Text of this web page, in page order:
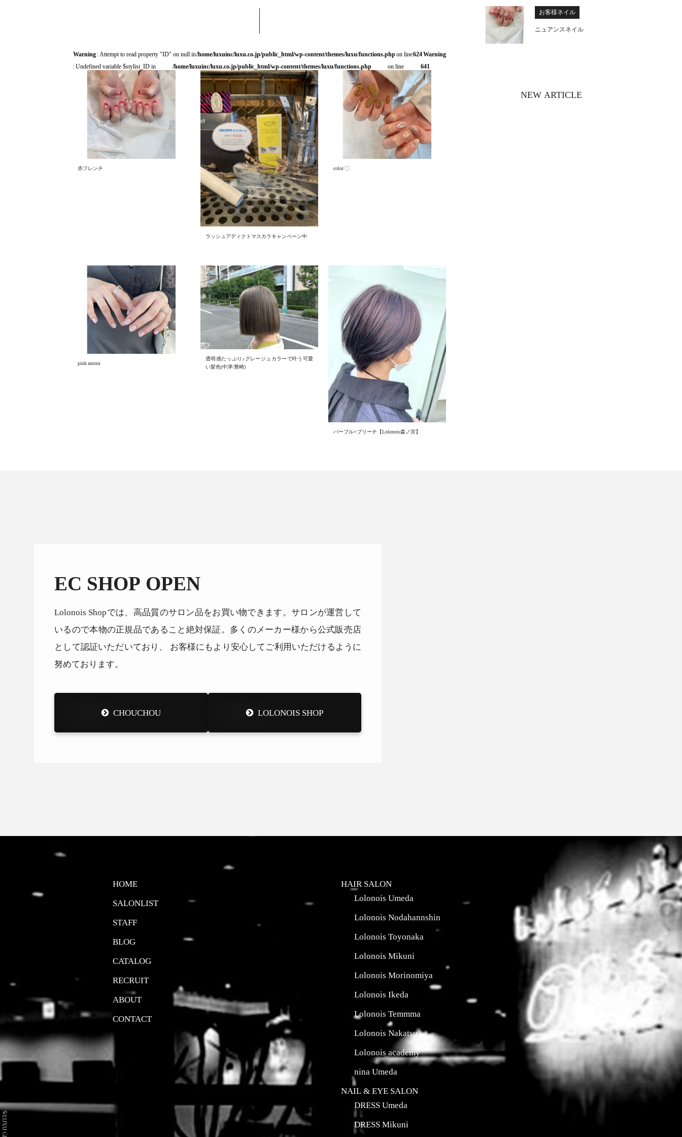
Warning: Attempt to read property "ID" on null in/home/luxuinc/luxu.co.jp/public_html/wp-content/themes/luxu/functions.phpon line624 Warning
: Undefined variable $stylist_ID in
/home/luxuinc/luxu.co.jp/public_html/wp-content/themes/luxu/functions.php on line 641
赤フレンチ
ラッシュアディクトマスカラキャンペーン中
color 〇
pink aurora
透明感たっぷり♪グレージュカラーで叶う可愛
い髪色(中津/豊崎)
パープル×ブリーチ【Lolonois森ノ宮】
お客様ネイル
ニュアンスネイル
NEW ARTICLE
EC SHOP OPEN
Lolonois Shopでは、高品質のサロン品をお買い物できます。サロンが運営して
いるので本物の正規品であること絶対保証。多くのメーカー様から公式販売店
として認証いただいており、 お客様にもより安心してご利用いただけるように
努めております。
CHOUCHOU LOLONOIS SHOP
HOME
SALONLIST
STAFF
BLOG
CATALOG
RECRUIT
ABOUT
CONTACT
HAIR SALON
Lolonois Umeda
Lolonois Nodahannshin
Lolonois Toyonaka
Lolonois Mikuni
Lolonois Morinomiya
Lolonois Ikeda
Lolonois Temmma
Lolonois Nakatsu
Lolonois academy
nina Umeda
NAIL & EYE SALON
DRESS Umeda
DRESS Mikuni